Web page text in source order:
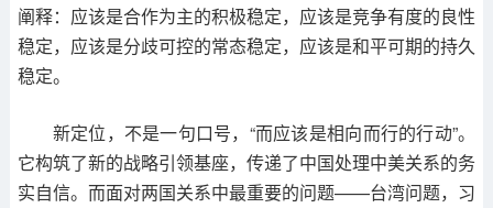
阐释：应该是合作为主的积极稳定，应该是竞争有度的良性
稳定，应该是分歧可控的常态稳定，应该是和平可期的持久
稳定。
新定位，不是一句口号，“而应该是相向而行的行动”。
它构筑了新的战略引领基座，传递了中国处理中美关系的务
实自信。而面对两国关系中最重要的问题——台湾问题，习